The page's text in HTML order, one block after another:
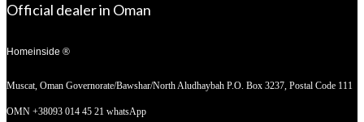
Official dealer in Oman
Homeinside ®
Muscat, Oman Governorate/Bawshar/North Aludhaybah P.O. Box 3237, Postal Code 111
OMN +38093 014 45 21 whatsApp